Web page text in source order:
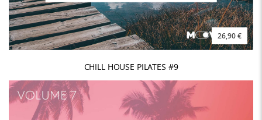
26,90 €
CHILL HOUSE PILATES #9